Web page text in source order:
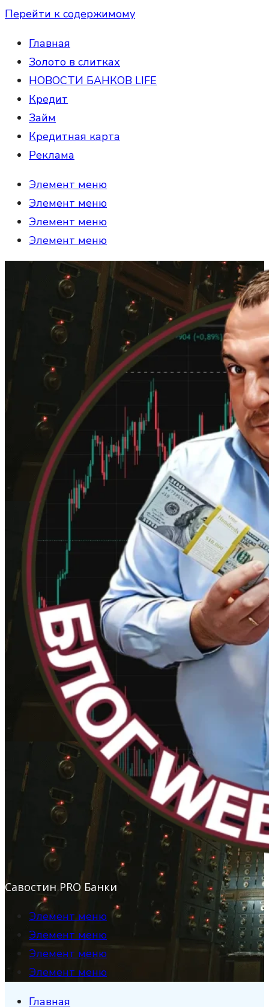
Перейти к содержимому
Главная
Золото в слитках
НОВОСТИ БАНКОВ LIFE
Кредит
Займ
Кредитная карта
Реклама
Элемент меню
Элемент меню
Элемент меню
Элемент меню
Савостин PRO Банки
Элемент меню
Элемент меню
Элемент меню
Элемент меню
Главная